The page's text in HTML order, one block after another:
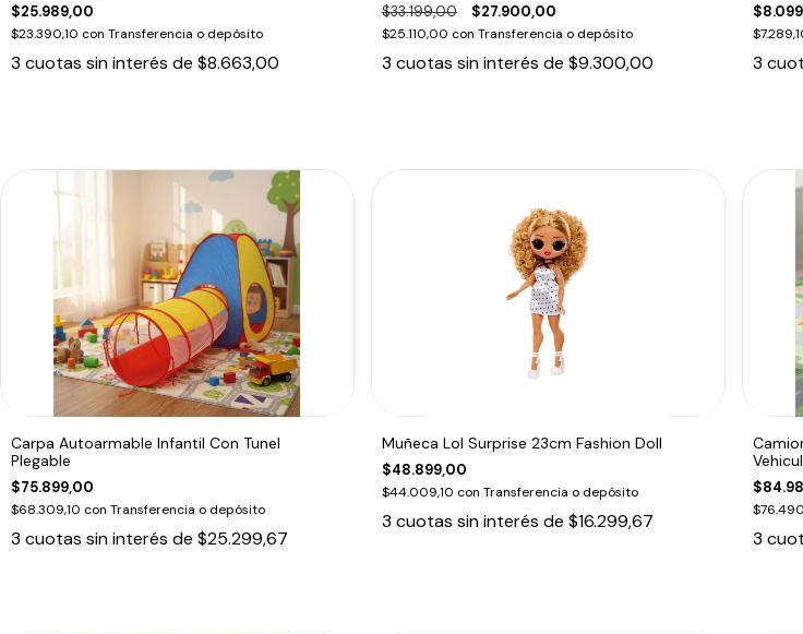
$25.989,00
$23.390,10 con Transferencia o depósito
3 cuotas sin interés de $8.663,00
$33.199,00 $27.900,00
$25.110,00 con Transferencia o depósito
3 cuotas sin interés de $9.300,00 3
Carpa Autoarmable Infantil Con Tunel
Plegable
$75.899,00
$68.309,10 con Transferencia o depósito
3 cuotas sin interés de $25.299,67
Muñeca Lol Surprise 23cm Fashion Doll
$48.899,00
$44.009,10 con Transferencia o depósito
3 cuotas sin interés de $16.299,67
3